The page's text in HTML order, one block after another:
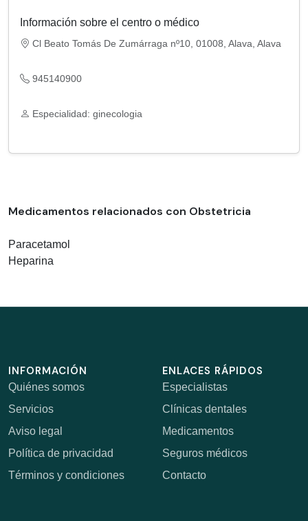
Información sobre el centro o médico
Cl Beato Tomás De Zumárraga nº10, 01008, Alava, Alava
945140900
Especialidad: ginecologia
Medicamentos relacionados con Obstetricia
Paracetamol
Heparina
INFORMACIÓN
Quiénes somos
Servicios
Aviso legal
Política de privacidad
Términos y condiciones
ENLACES RÁPIDOS
Especialistas
Clínicas dentales
Medicamentos
Seguros médicos
Contacto